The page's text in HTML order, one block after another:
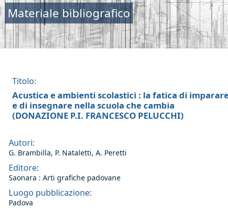
Materiale bibliografico
Titolo:
Acustica e ambienti scolastici : la fatica di
e di insegnare nella scuola che cambia
(DONAZIONE P.I. FRANCESCO PELUCCHI)
Autori:
G. Brambilla, P. Nataletti, A. Peretti
Editore:
Saonara : Arti grafiche padovane
Luogo pubblicazione:
Padova